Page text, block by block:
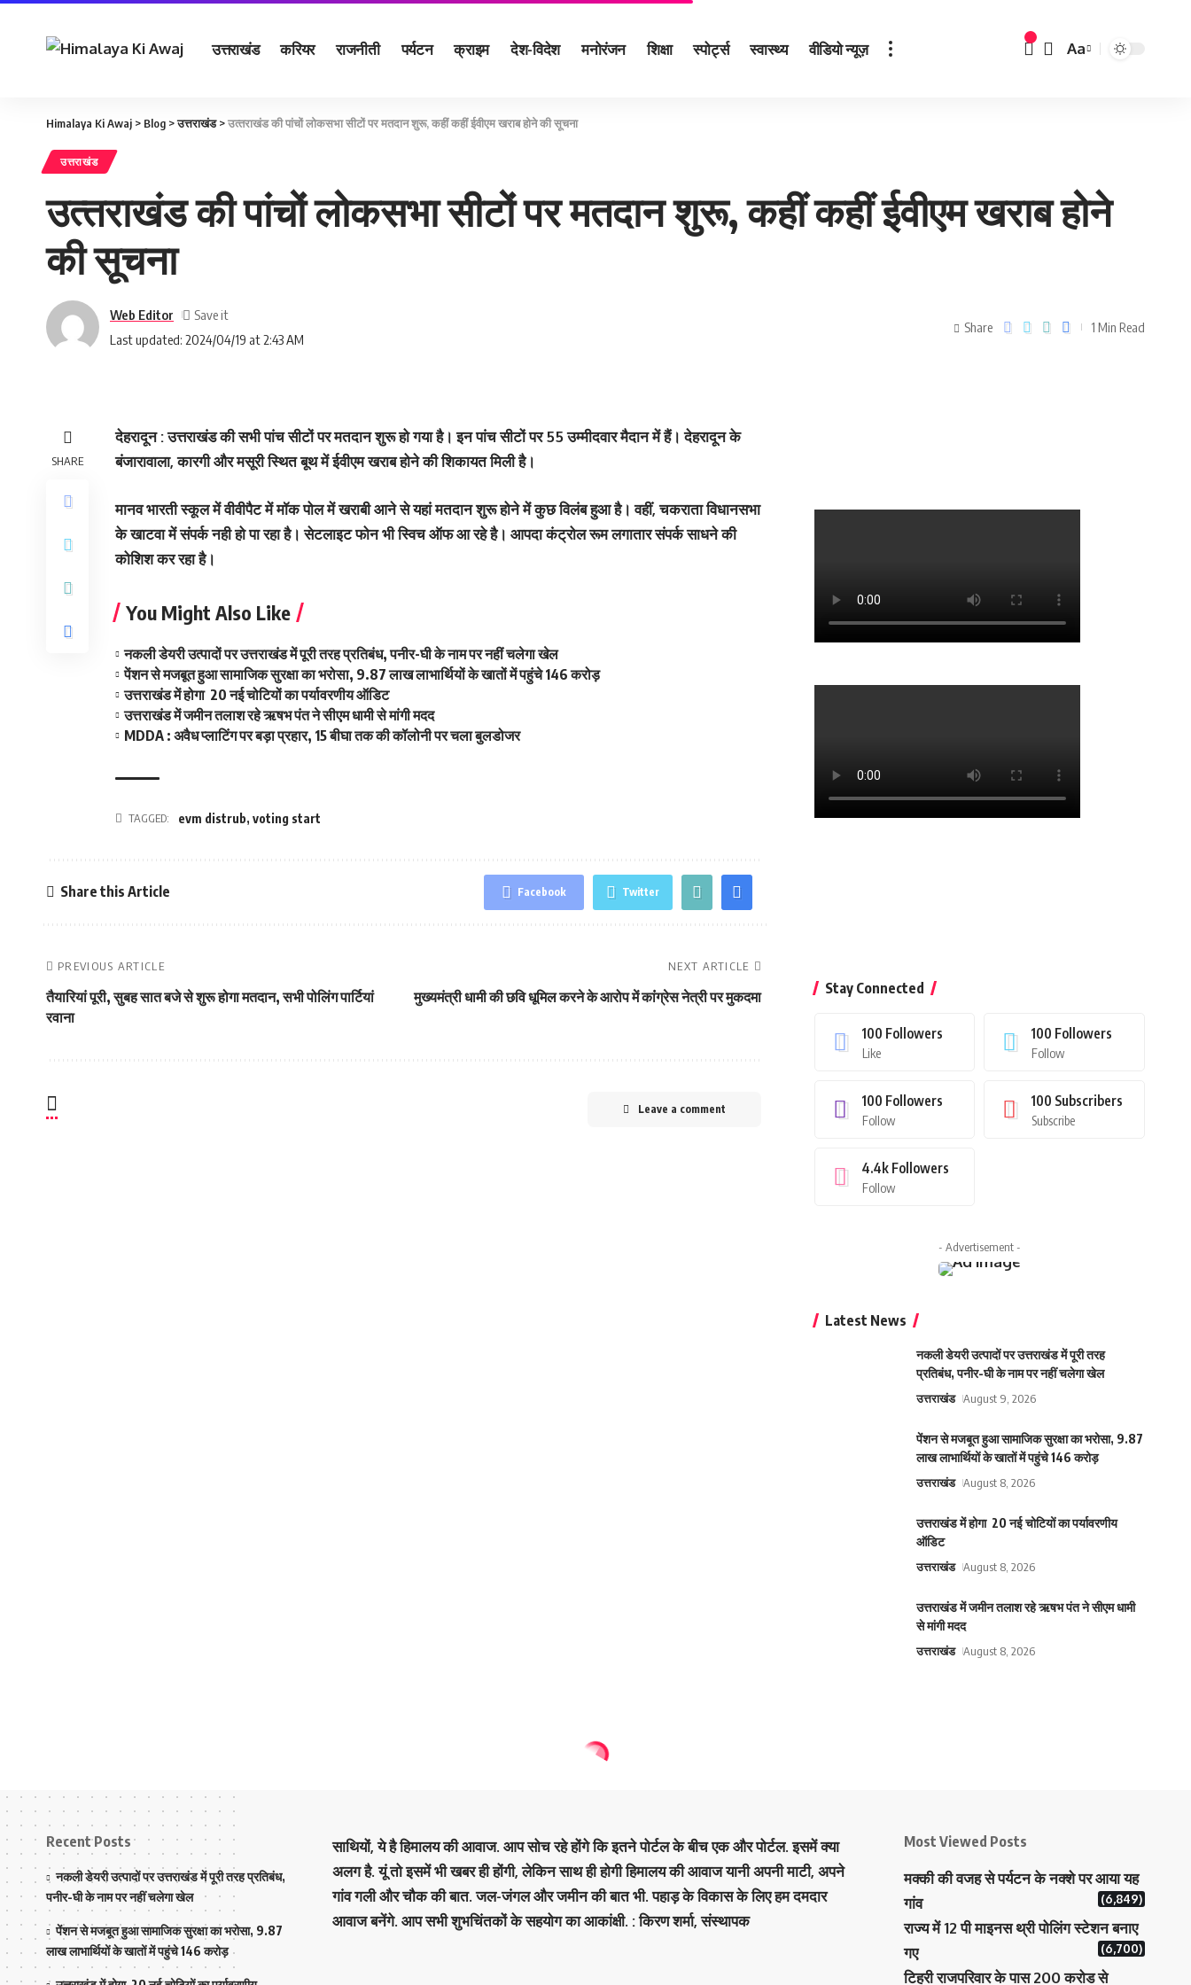
उत्तराखंड करियर राजनीती पर्यटन क्राइम देश-विदेश मनोरंजन शिक्षा स्पोर्ट्स स्वास्थ्य वीडियो न्यूज़ Aa
Himalaya Ki Awaj > Blog >उत्तराखंड>उत्‍तराखंड की पांचों लोकसभा सीटों पर मतदान शुरू, कहीं कहीं ईवीएम खराब होने की सूचना
उत्तराखंड
उत्‍तराखंड की पांचों लोकसभा सीटों पर मतदान शुरू, कहीं कहीं ईवीएम खराब होने
की सूचना
Last updated: 2024/04/19 at 2:43 AM
Web Editor
Share 1 Min Read
SHARE
देहरादून : उत्तराखंड की सभी पांच सीटों पर मतदान शुरू हो गया है। इन पांच सीटों पर 55 उम्मीदवार मैदान में हैं। देहरादून के
बंजारावाला, कारगी और मसूरी स्थित बूथ में ईवीएम खराब होने की शिकायत मिली है।
मानव भारती स्कूल में वीवीपैट में मॉक पोल में खराबी आने से यहां मतदान शुरू होने में कुछ विलंब हुआ है। वहीं, चकराता विधानसभा
के खाटवा में संपर्क नही हो पा रहा है। सेटलाइट फोन भी स्विच ऑफ आ रहे है। आपदा कंट्रोल रूम लगातार संपर्क साधने की
कोशिश कर रहा है।
You Might Also Like
नकली डेयरी उत्पादों पर उत्तराखंड में पूरी तरह प्रतिबंध, पनीर-घी के नाम पर नहीं चलेगा खेल
पेंशन से मजबूत हुआ सामाजिक सुरक्षा का भरोसा, 9.87 लाख लाभार्थियों के खातों में पहुंचे 146 करोड़
उत्तराखंड में होगा 20 नई चोटियों का पर्यावरणीय ऑडिट
उत्तराखंड में जमीन तलाश रहे ऋषभ पंत ने सीएम धामी से मांगी मदद
MDDA : अवैध प्लाटिंग पर बड़ा प्रहार, 15 बीघा तक की कॉलोनी पर चला बुलडोजर
TAGGED: evm distrub, voting start
Share this Article Facebook Twitter
PREVIOUS ARTICLE
तैयारियां पूरी, सुबह सात बजे से शुरू होगा मतदान, सभी पोलिंग पार्टियां
रवाना
NEXT ARTICLE
मुख्‍यमंत्री धामी की छवि धूमिल करने के आरोप में कांंग्रेस नेत्री पर मुकदमा
Leave a comment
Stay Connected
100 Followers
Like
100 Followers
Follow
100 Followers
Follow
100 Subscribers
Subscribe
4.4k Followers
Follow
- Advertisement -
Latest News
नकली डेयरी उत्पादों पर उत्तराखंड में पूरी तरह
प्रतिबंध, पनीर-घी के नाम पर नहीं चलेगा खेल
उत्तराखंड August 9, 2026
पेंशन से मजबूत हुआ सामाजिक सुरक्षा का भरोसा, 9.87
लाख लाभार्थियों के खातों में पहुंचे 146 करोड़
उत्तराखंड August 8, 2026
उत्तराखंड में होगा 20 नई चोटियों का पर्यावरणीय
ऑडिट
उत्तराखंड August 8, 2026
उत्तराखंड में जमीन तलाश रहे ऋषभ पंत ने सीएम धामी
से मांगी मदद
उत्तराखंड August 8, 2026
Recent Posts
नकली डेयरी उत्पादों पर उत्तराखंड में पूरी तरह प्रतिबंध,
पनीर-घी के नाम पर नहीं चलेगा खेल
पेंशन से मजबूत हुआ सामाजिक सुरक्षा का भरोसा, 9.87
लाख लाभार्थियों के खातों में पहुंचे 146 करोड़
साथियों, ये है हिमालय की आवाज. आप सोच रहे होंगे कि इतने पोर्टल के बीच एक और पोर्टल. इसमें क्या
अलग है. यूं तो इसमें भी खबर ही होंगी, लेकिन साथ ही होगी हिमालय की आवाज यानी अपनी माटी, अपने
गांव गली और चौक की बात. जल-जंगल और जमीन की बात भी. पहाड़ के विकास के लिए हम दमदार
आवाज बनेंगे. आप सभी शुभचिंतकों के सहयोग का आकांक्षी. : किरण शर्मा, संस्‍थापक
Most Viewed Posts
मक्‍की की वजह से पर्यटन के नक्‍शे पर आया यह
गांव
(6,849)
राज्य में 12 पी माइनस थ्री पोलिंग स्टेशन बनाए
गए
(6,700)
टिहरी राजपरिवार के पास 200 करोड से